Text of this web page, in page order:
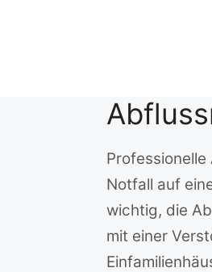
Notfall auf
wichtig, die
mit einer